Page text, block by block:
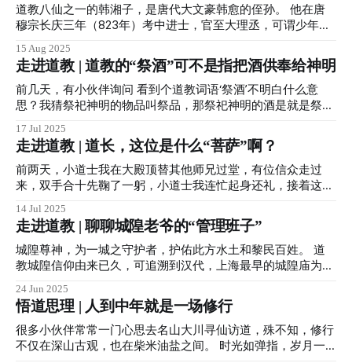
木黄落 ·三候蜇虫咸俯 霜降时节，万物毕成，毕入于戌，阳下
入地，阴气始凝，天气渐寒始于霜降。 此时，南北方天气都
降时分养生保健十分重要。 很多朋友在气温下降后，由于局
部保暖不当或人体未适应寒冷等原因，经常会诱发慢性胃
病、"老寒腿"等疾病。 而且，秋末时节，空气干燥，也是呼吸
道疾病的高发期，可以时常搓揉鼻翼两侧的迎香穴，多练练道
病。 那么该如何练习呢？
道教八仙之一的韩湘子，是唐代大文豪韩愈的侄孙。 他在唐
穆宗长庆三年（823年）考中进士，官至大理丞，可谓少年得
迁至蓝关示侄孙湘》和《宿曾江口示侄孙湘》，足见二人情谊
深厚。 尽管韩湘子在官场春风得意，但他自幼便对道家思想
心生向往。 最终，他拜入纯阳祖师吕洞宾门下，专心修炼道
法，成为“八仙”中的一员。 传说韩湘子拥有“能造逡巡酒，能
的仙迹与传说。 西安的街道犹如棋盘，东西南北纵横交错，
井然有序。 然而，位于古城中心的湘子庙街却与众不同，斜
向西南延伸；而旁边的德福巷则走向西北。这一切都源于先有
湘子庙，人们为避让庙宇而形成的独特街巷布局。德福巷的名
“德福巷”。 那么，韩湘子究竟做了哪些善举，赢得了西安市民
的敬仰呢？ 原来，古代西安的井水大多苦涩难饮，城内的用
水主要依靠由“八水”引出的漕渠、清明渠、
15 Aug 2025
走进道教 | 道教的“祭酒”可不是指把酒供奉给神明
前几天，有小伙伴询问 看到个道教词语‘祭酒’不明白什么意
思？我猜祭祀神明的物品叫祭品，那祭祀神明的酒是就是祭酒
北辙大错特错... 祖天师张道陵于东汉顺帝时创立道教后，为了
便于管理和教化民众，遂设立了“二十四治”。 “二十四治”，
即：在所辖教区分设的二十四个活动地域，也如现在的城市、
地区划分。当时负责这一教区的最高首领，就称为“祭酒”。
的教民的权利，同时还要主持宗教活动（即宗教仪式）等。
历史上，著名的“祭酒”有许多，如“书圣”王羲之，“田园隐士”
陶渊明等。 由于道教信仰历来提倡万物玄同，具有早期男女
平等思想，“祭酒”中也不乏女性。 茅山上清派祖师魏华存魏夫
酒”。 魏夫人，
17 Jul 2025
走进道教 | 道长，这位是什么“菩萨”啊？
前两天，小道士我在大殿顶替其他师兄过堂，有位信众走过
来，双手合十先鞠了一躬，小道士我连忙起身还礼，接着这位
后，这位朋友幡然醒悟。 其实类似问题已经不是第一次碰
到。 实际上，道教神明并不以菩萨称呼，而是有很多自己的
称谓，如“天尊、帝君、真君、星君、元君”等等，而且这些称
谓都有特殊的含义。 “天尊”是道教神仙体系里对地位最高神明
神是三清天尊，由先天之炁化生而来，代表大道本源。又被称
为“虚无自然大罗三清三境三宝天尊”，这三位尊神分别是：玉
清元始天尊、上清灵宝天尊和太清道德天尊，其中又以元始天
尊为最高神。 排在三清天尊后面的是玉皇大帝，也尊其为玉
14 Jul 2025
走进道教 | 聊聊城隍老爷的“管理班子”
城隍尊神，为一城之守护者，护佑此方水土和黎民百姓。 道
教城隍信仰由来已久，可追溯到汉代，上海最早的城隍庙为宋
的大力推广，朱元璋便曾经下诏令要求全国各地每处每城均兴
建城隍庙，供奉城隍尊神，城隍信仰自此大兴。 俗话说的
好，“县官不如现管”，城隍尊神既是“县官”更是“现管”。 正如
一副脍炙人口的楹联写道：“善恶到头皆有报，是非结底自分
24 Jun 2025
悟道思理 | 人到中年就是一场修行
很多小伙伴常常一门心思去名山大川寻仙访道，殊不知，修行
不仅在深山古观，也在柴米油盐之间。 时光如弹指，岁月一